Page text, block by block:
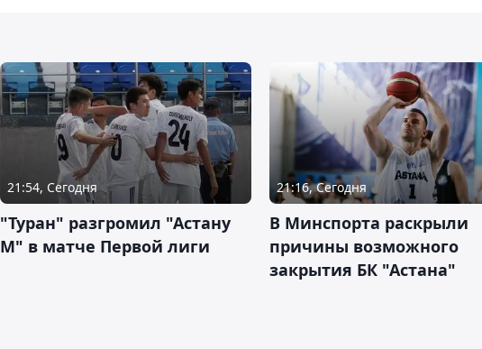
21:54, Сегодня
"Туран" разгромил "Астану
М" в матче Первой лиги
21:16, Сегодня
В Минспорта раскрыли
причины возможного
закрытия БК "Астана"